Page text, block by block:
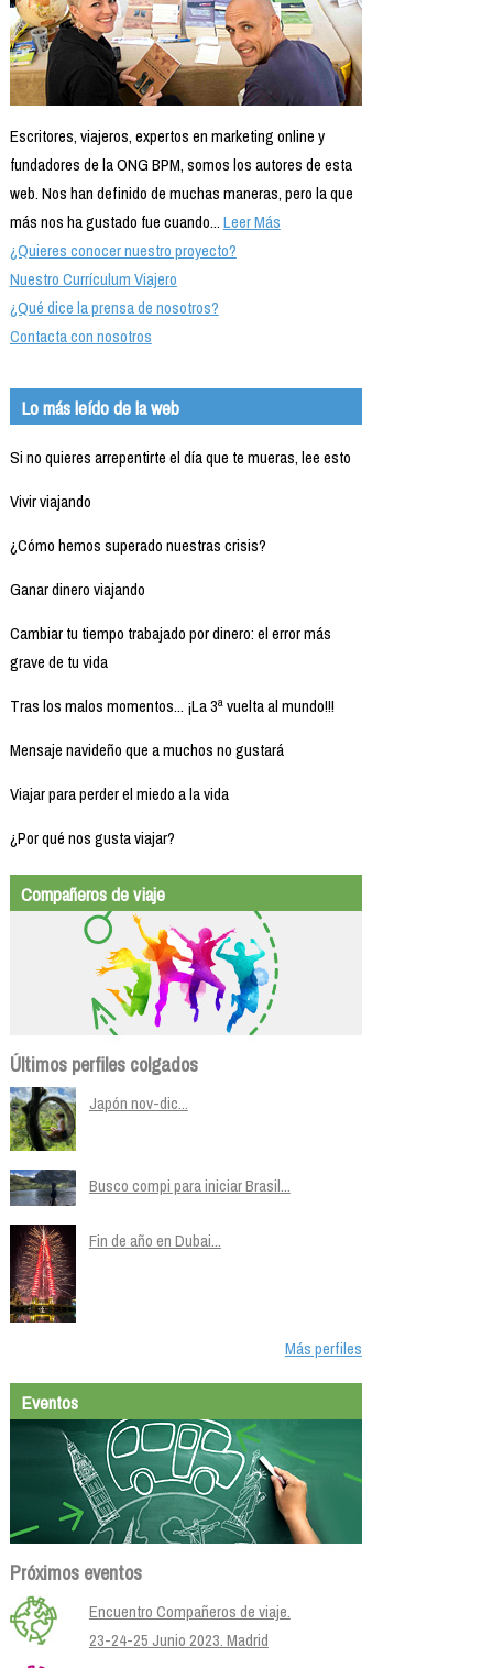
Info viajeros
Contactar
Escritores, viajeros, expertos en marketing online y
fundadores de la ONG BPM, somos los autores de esta
web. Nos han definido de muchas maneras, pero la que
más nos ha gustado fue cuando...Leer Más
¿Quieres conocer nuestro proyecto?
Nuestro Currículum Viajero
¿Qué dice la prensa de nosotros?
Contacta con nosotros
Lo más leído de la web
Si no quieres arrepentirte el día que te mueras, lee esto
Vivir viajando
¿Cómo hemos superado nuestras crisis?
Ganar dinero viajando
Cambiar tu tiempo trabajado por dinero: el error más
grave de tu vida
Tras los malos momentos... ¡La 3ª vuelta al mundo!!!
Mensaje navideño que a muchos no gustará
Viajar para perder el miedo a la vida
¿Por qué nos gusta viajar?
Compañeros de viaje
Últimos perfiles colgados
Japón nov-dic...
Busco compi para iniciar Brasil...
Fin de año en Dubai...
Más perfiles
Eventos
Próximos eventos
Encuentro Compañeros de viaje.
23-24-25 Junio 2023. Madrid